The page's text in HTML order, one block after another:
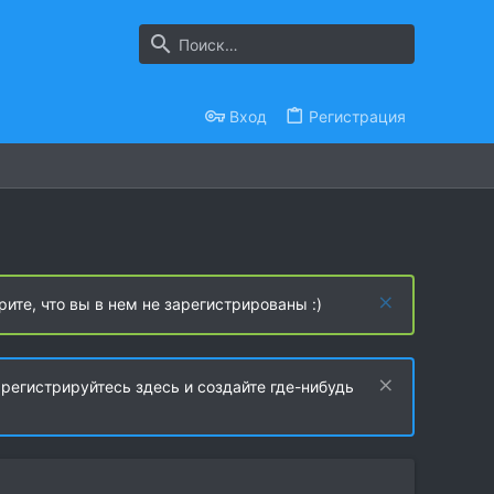
Вход Регистрация
что вы в нем не зарегистрированы :)
здесь и создайте где-нибудь